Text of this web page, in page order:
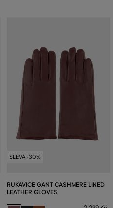
SLEVA -30%
RUKAVICE GANT CASHMERE LINED
LEATHER GLOVES